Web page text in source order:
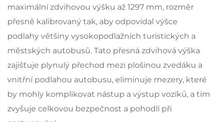
maximální zdvihovou výšku až 1297 mm, rozměr
přesně kalibrovaný tak, aby odpovídal výšce
podlahy většiny vysokopodlažních turistických a
městských autobusů. Tato přesná zdvihová výška
zajišťuje plynulý přechod mezi plošinou zvedáku a
vnitřní podlahou autobusu, eliminuje mezery, které
by mohly komplikovat nástup a výstup vozíků, a tím
zvyšuje celkovou bezpečnost a pohodlí při